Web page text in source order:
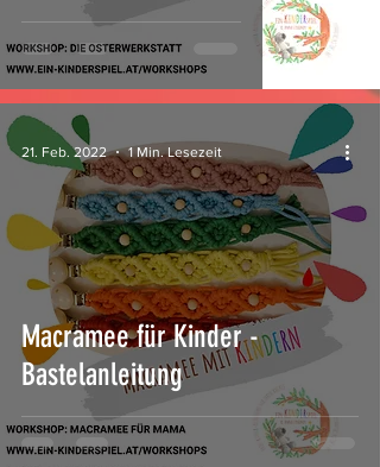
Macramee für Kinder -
Bastelanleitung
21. Feb. 2022 1 Min. Lesezeit